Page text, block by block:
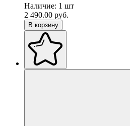
Наличие: 1 шт
2 490.00 руб.
В корзину